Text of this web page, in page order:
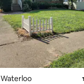
média de 5, 268
Waterloo